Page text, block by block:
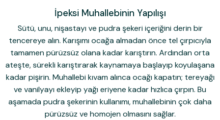
İpeksi Muhallebinin Yapılışı
Sütü, unu, nişastayı ve pudra şekeriiçeriğini derin bir
tencereye alın. Karışımı ocağa almadan önce tel çırpıcıyla
tamamen pürüzsüz olana kadar karıştırın. Ardından orta
ateşte, sürekli karıştırarak kaynamaya başlayıp koyulaşana
kadar pişirin. Muhallebi kıvam alınca ocağı kapatın; tereyağı
ve vanilyayı ekleyip yağı eriyene kadar hızlıca çırpın. Bu
aşamada pudra şekerinin kullanımı, muhallebinin çok daha
pürüzsüz ve homojen olmasını sağlar.